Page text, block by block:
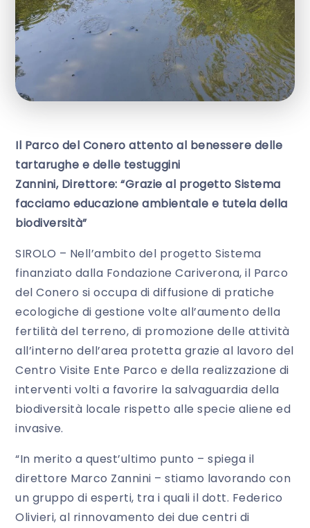
Il Parco del Conero attento al benessere delle
tartarughe e delle testuggini
Zannini, Direttore: “Grazie al progetto Sistema
facciamo educazione ambientale e tutela della
biodiversità”
SIROLO – Nell’ambito del progetto Sistema
finanziato dalla Fondazione Cariverona, il Parco
del Conero si occupa di diffusione di pratiche
ecologiche di gestione volte all’aumento della
fertilità del terreno, di promozione delle attività
all’interno dell’area protetta grazie al lavoro del
Centro Visite Ente Parco e della realizzazione di
interventi volti a favorire la salvaguardia della
biodiversità locale rispetto alle specie aliene ed
invasive.
“In merito a quest’ultimo punto – spiega il
direttore Marco Zannini – stiamo lavorando con
un gruppo di esperti, tra i quali il dott. Federico
Olivieri, al rinnovamento dei due centri di